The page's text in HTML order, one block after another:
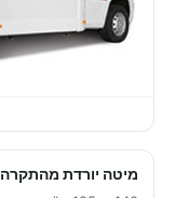
מיטה יורדת מהתקרה